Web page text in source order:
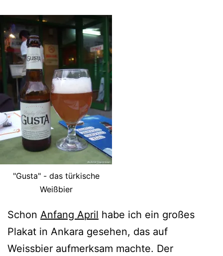
"Gusta" - das türkische
Weißbier
Schon Anfang April habe ich ein großes
Plakat in Ankara gesehen, das auf
Weissbier aufmerksam machte. Der